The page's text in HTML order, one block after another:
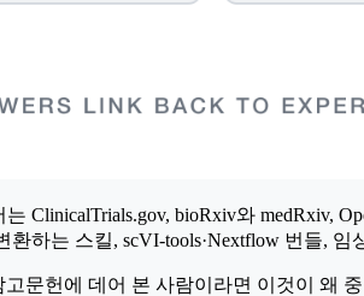
ClinicalTrials.gov, bioRxiv와 medRxiv,
환하는 스킬, scVI-tools·Nextflow 번들,
고문헌에 데어 본 사람이라면 이것이 왜